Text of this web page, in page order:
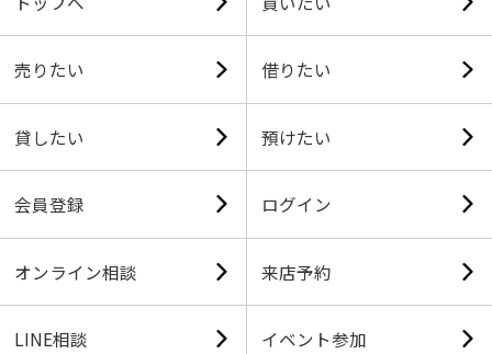
売りたい 借りたい
貸したい 預けたい
会員登録 ログイン
オンライン相談 来店予約
LINE相談 イベント参加